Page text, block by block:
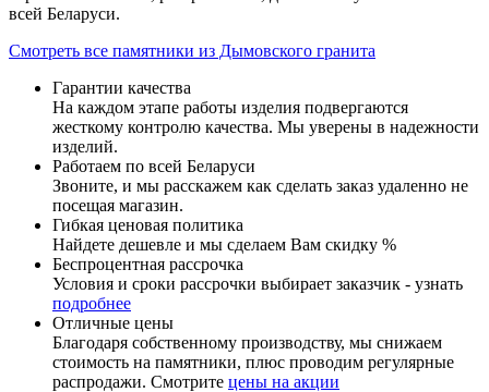
всей Беларуси.
Смотреть все памятники из Дымовского гранита
Гарантии качества
На каждом этапе работы изделия подвергаются
жесткому контролю качества. Мы уверены в надежности
изделий.
Работаем по всей Беларуси
Звоните, и мы расскажем как сделать заказ удаленно не
посещая магазин.
Гибкая ценовая политика
Найдете дешевле и мы сделаем Вам скидку %
Беспроцентная рассрочка
Условия и сроки рассрочки выбирает заказчик - узнать
подробнее
Отличные цены
Благодаря собственному производству, мы снижаем
стоимость на памятники, плюс проводим регулярные
распродажи. Смотрите цены на акции